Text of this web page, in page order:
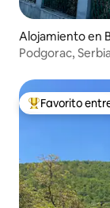
Alojamiento en
Podgorac,
Favorito entre
Favorito